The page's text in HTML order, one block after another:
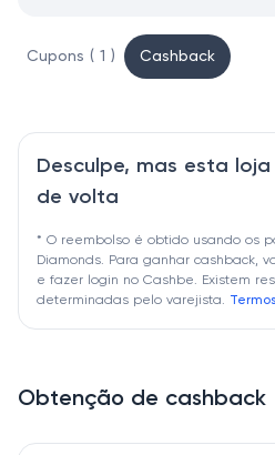
Cupons ( 1 ) Cashback
Desculpe, mas esta
de volta
* O reembolso é obtido usando os
Diamonds. Para ganhar cashback,
e fazer login no Cashbe. Existem
determinadas pelo varejista. Termos
Obtenção de cashback